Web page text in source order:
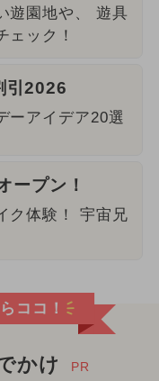
遊園地や、 遊具
ェック！
引2026
ーアイデア20選
ープン！
ク体験！ 宇宙兄
ココ！
かけ PR